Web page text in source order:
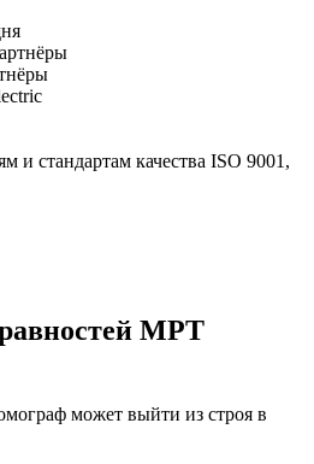
и стандартам качества ISO 9001,
МРТ
может выйти из строя в